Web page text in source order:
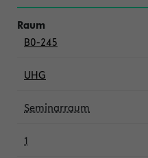
B0-245
UHG
Seminarraum
1